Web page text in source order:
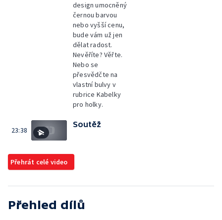
design umocněný
černou barvou
nebo vyšší cenu,
bude vám už jen
dělat radost.
Nevěříte? Věřte.
Nebo se
přesvědčte na
vlastní bulvy v
rubrice Kabelky
pro holky.
23:38
Soutěž
Přehrát celé video
Přehled dílů